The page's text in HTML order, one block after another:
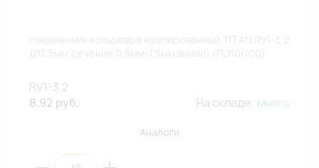
RV1-3,2
8.92 руб.
На складе: Много
Аналоги